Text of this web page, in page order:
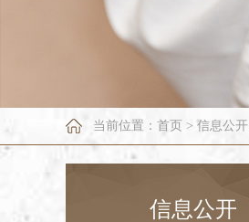
当前位置： 首页 > 信息公开
信息公开